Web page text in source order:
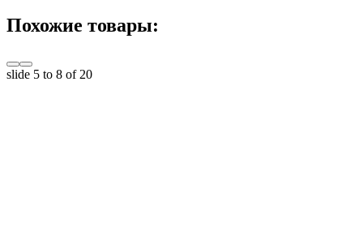
Похожие товары:
slide 5 to 8 of 20